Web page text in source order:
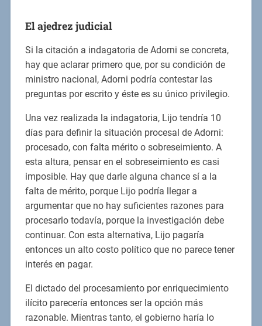
El ajedrez judicial
Si la citación a indagatoria de Adorni se concreta,
hay que aclarar primero que, por su condición de
ministro nacional, Adorni podría contestar las
preguntas por escrito y éste es su único privilegio.
Una vez realizada la indagatoria, Lijo tendría 10
días para definir la situación procesal de Adorni:
procesado, con falta mérito o sobreseimiento. A
esta altura, pensar en el sobreseimiento es casi
imposible. Hay que darle alguna chance sí a la
falta de mérito, porque Lijo podría llegar a
argumentar que no hay suficientes razones para
procesarlo todavía, porque la investigación debe
continuar. Con esta alternativa, Lijo pagaría
entonces un alto costo político que no parece tener
interés en pagar.
El dictado del procesamiento por enriquecimiento
ilícito parecería entonces ser la opción más
razonable. Mientras tanto, el gobierno haría lo